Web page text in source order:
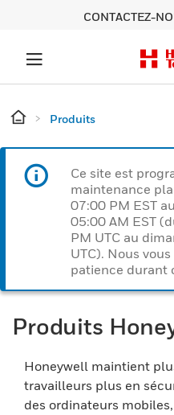
CONTACTEZ-
Produits
Ce site est
maintenance
07:00 PM EST
05:00 AM EST
PM UTC au
UTC). Nous
patience durant
Produits
Honeywell maintient
travailleurs plus en
des ordinateurs